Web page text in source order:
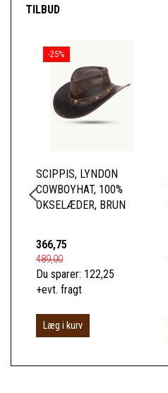
TILBUD
-25%
SCIPPIS, LYNDON
COWBOYHAT, 100%
OKSELÆDER, BRUN
366,75
489,00
Du sparer: 122,25
+evt. fragt
Læg i kurv